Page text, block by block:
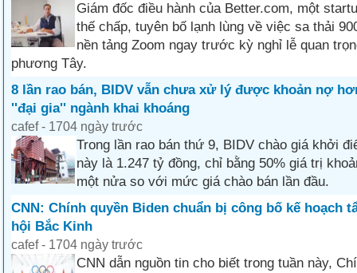
Giám đốc điều hành của Better.com, một
thế chấp, tuyên bố lạnh lùng về việc sa thải
nền tảng Zoom ngay trước kỳ nghỉ lễ quan
phương Tây.
8 lần rao bán, BIDV vẫn chưa xử lý được khoản nợ
''đại gia'' ngành khai khoáng
cafef - 1704 ngày trước
Trong lần rao bán thứ 9, BIDV chào giá khởi
này là 1.247 tỷ đồng, chỉ bằng 50% giá trị
một nửa so với mức giá chào bán lần đầu.
CNN: Chính quyền Biden chuẩn bị công bố kế hoạch
hội Bắc Kinh
cafef - 1704 ngày trước
CNN dẫn nguồn tin cho biết trong tuần này,